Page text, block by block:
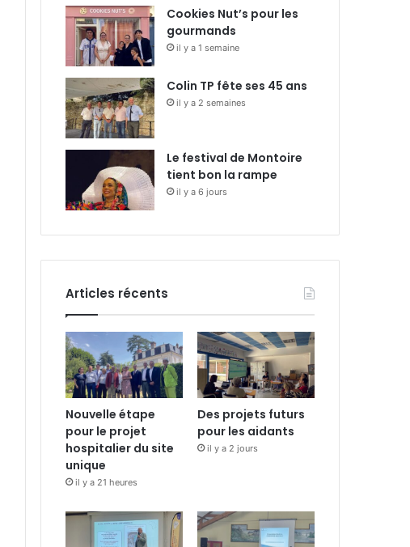
Cookies Nut’s pour les
gourmands
il y a 1 semaine
Colin TP fête ses 45 ans
il y a 2 semaines
Le festival de Montoire
tient bon la rampe
il y a 6 jours
Articles récents
Nouvelle étape
pour le projet
hospitalier du site
unique
il y a 21 heures
Des projets futurs
pour les aidants
il y a 2 jours